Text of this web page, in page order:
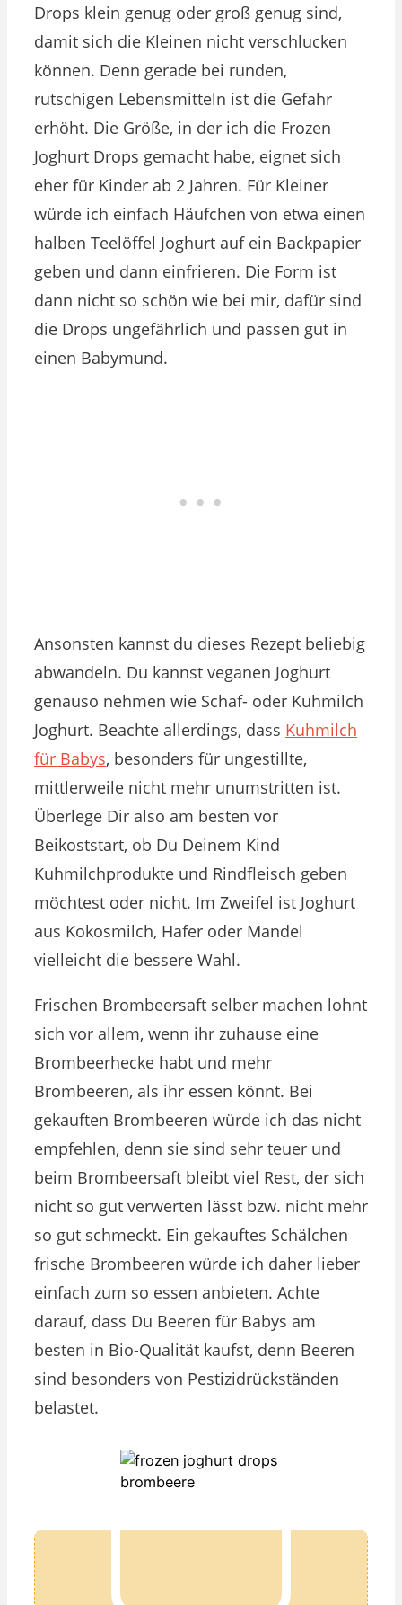
Drops klein genug oder groß genug sind,
damit sich die Kleinen nicht verschlucken
können. Denn gerade bei runden,
rutschigen Lebensmitteln ist die Gefahr
erhöht. Die Größe, in der ich die Frozen
Joghurt Drops gemacht habe, eignet sich
eher für Kinder ab 2 Jahren. Für Kleiner
würde ich einfach Häufchen von etwa einen
halben Teelöffel Joghurt auf ein Backpapier
geben und dann einfrieren. Die Form ist
dann nicht so schön wie bei mir, dafür sind
die Drops ungefährlich und passen gut in
einen Babymund.
Ansonsten kannst du dieses Rezept beliebig
abwandeln. Du kannst veganen Joghurt
genauso nehmen wie Schaf- oder Kuhmilch
Joghurt. Beachte allerdings, dass Kuhmilch
für Babys, besonders für ungestillte,
mittlerweile nicht mehr unumstritten ist.
Überlege Dir also am besten vor
Beikoststart, ob Du Deinem Kind
Kuhmilchprodukte und Rindfleisch geben
möchtest oder nicht. Im Zweifel ist Joghurt
aus Kokosmilch, Hafer oder Mandel
vielleicht die bessere Wahl.
Frischen Brombeersaft selber machen lohnt
sich vor allem, wenn ihr zuhause eine
Brombeerhecke habt und mehr
Brombeeren, als ihr essen könnt. Bei
gekauften Brombeeren würde ich das nicht
empfehlen, denn sie sind sehr teuer und
beim Brombeersaft bleibt viel Rest, der sich
nicht so gut verwerten lässt bzw. nicht mehr
so gut schmeckt. Ein gekauftes Schälchen
frische Brombeeren würde ich daher lieber
einfach zum so essen anbieten. Achte
darauf, dass Du Beeren für Babys am
besten in Bio-Qualität kaufst, denn Beeren
sind besonders von Pestizidrückständen
belastet.